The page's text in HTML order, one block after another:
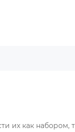
их как набором,